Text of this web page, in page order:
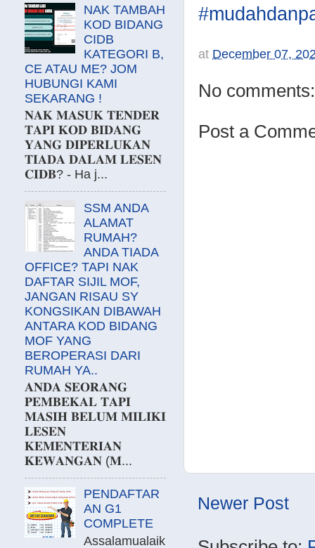
at December 07,
No comments:
Post a
Newer Post
NAK TAMBAH
KOD BIDANG
CIDB
KATEGORI B,
CE ATAU ME? JOM
HUBUNGI KAMI
SEKARANG !
𝐍𝐀𝐊 𝐌𝐀𝐒𝐔𝐊 𝐓𝐄𝐍𝐃𝐄𝐑
𝐓𝐀𝐏𝐈 𝐊𝐎𝐃 𝐁𝐈𝐃𝐀𝐍𝐆
𝐘𝐀𝐍𝐆 𝐃𝐈𝐏𝐄𝐑𝐋𝐔𝐊𝐀𝐍
𝐓𝐈𝐀𝐃𝐀 𝐃𝐀𝐋𝐀𝐌 𝐋𝐄𝐒𝐄𝐍
𝐂𝐈𝐃𝐁? - Ha j...
SSM ANDA
ALAMAT
RUMAH?
ANDA TIADA
OFFICE? TAPI NAK
DAFTAR SIJIL MOF,
JANGAN RISAU SY
KONGSIKAN DIBAWAH
ANTARA KOD BIDANG
MOF YANG
BEROPERASI DARI
RUMAH YA..
𝐀𝐍𝐃𝐀 𝐒𝐄𝐎𝐑𝐀𝐍𝐆
𝐏𝐄𝐌𝐁𝐄𝐊𝐀𝐋 𝐓𝐀𝐏𝐈
𝐌𝐀𝐒𝐈𝐇 𝐁𝐄𝐋𝐔𝐌 𝐌𝐈𝐋𝐈𝐊𝐈
𝐋𝐄𝐒𝐄𝐍
𝐊𝐄𝐌𝐄𝐍𝐓𝐄𝐑𝐈𝐀𝐍
𝐊𝐄𝐖𝐀𝐍𝐆𝐀𝐍 (𝐌...
PENDAFTAR
AN G1
COMPLETE
Assalamualaik